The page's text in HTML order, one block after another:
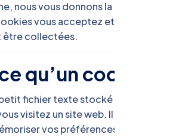
nous vous donnons la possibilité
vous acceptez et quelles
être collectées.
qu’un cookie ?
fichier texte stocké sur votre
visitez un site web. Il permet
vos préférences, d’assurer